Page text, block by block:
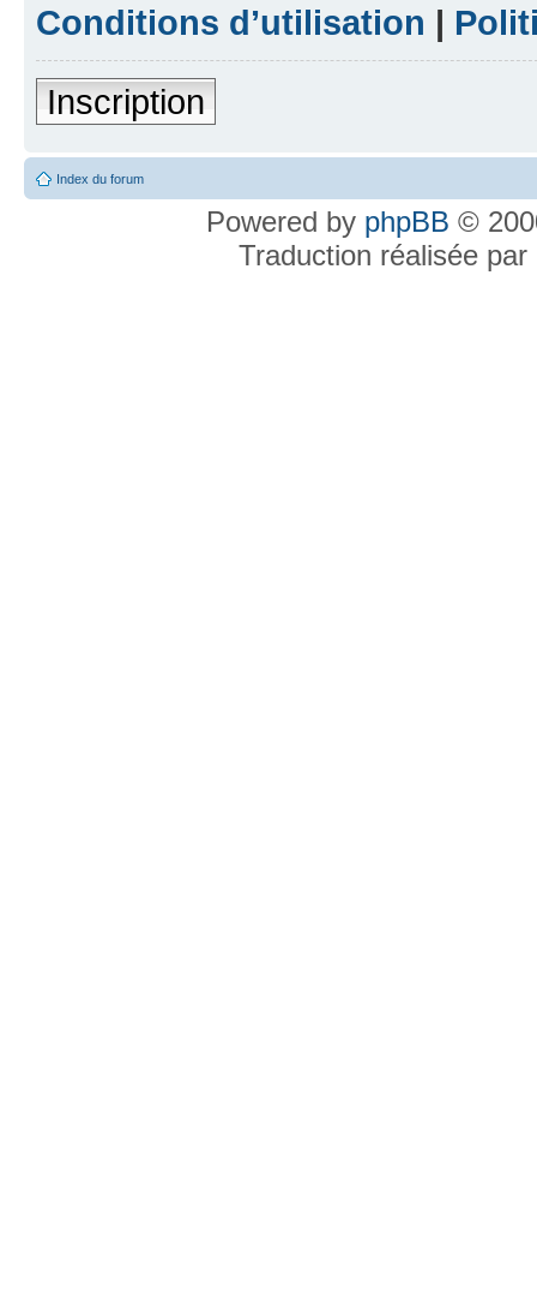
Conditions d’utilisation |
Inscription
Index du forum
Powered by phpBB ©
Traduction réalisée par